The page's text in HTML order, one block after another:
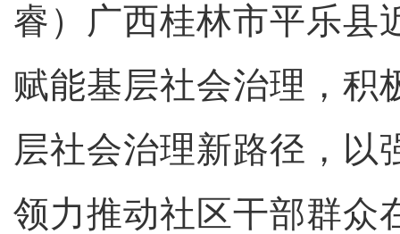
睿）广西桂林市平乐县
赋能基层社会治理，积
层社会治理新路径，以
领力推动社区干部群众